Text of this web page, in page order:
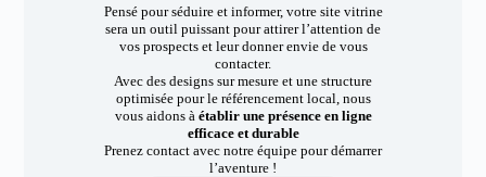
Pensé pour séduire et informer, votre site vitrine
sera un outil puissant pour attirer l’attention de
vos prospects et leur donner envie de vous
contacter.
Avec des designs sur mesure et une structure
optimisée pour le référencement local, nous
vous aidons à établir une présence en ligne
efficace et durable
Prenez contact avec notre équipe pour démarrer
l’aventure !